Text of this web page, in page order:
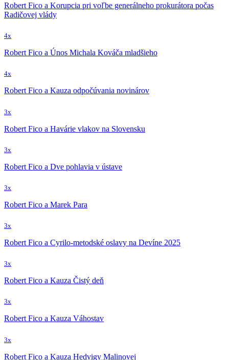
Robert Fico a Korupcia pri voľbe generálneho prokurátora počas
Radičovej vlády
4x
Robert Fico a Únos Michala Kováča mladšieho
4x
Robert Fico a Kauza odpočúvania novinárov
3x
Robert Fico a Havárie vlakov na Slovensku
3x
Robert Fico a Dve pohlavia v ústave
3x
Robert Fico a Marek Para
3x
Robert Fico a Cyrilo-metodské oslavy na Devíne 2025
3x
Robert Fico a Kauza Čistý deň
3x
Robert Fico a Kauza Váhostav
3x
Robert Fico a Kauza Hedvigy Malinovej